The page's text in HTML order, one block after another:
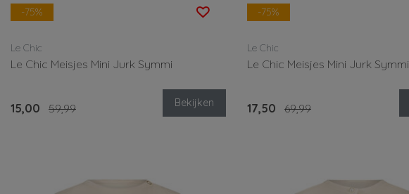
-75%
Le Chic
Le Chic Meisjes Mini Jurk Symmi
15,00 59,99 Bekijken
-75%
Le Chic
Le Chic Meisjes Mini Jurk Symmi
17,50 69,99